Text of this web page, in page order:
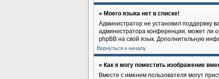
» Моего языка нет в списке!
Администратор не установил поддержку
администратора конференции, может ли
phpBB на свой язык. Дополнительную
Вернуться к началу
» Как я могу поместить изображение
Вместе с именем пользователя могут